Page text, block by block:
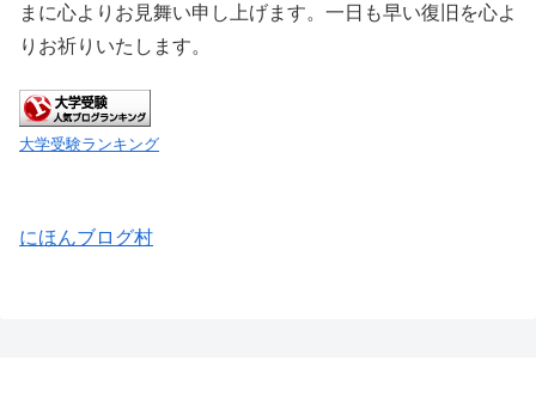
まに心よりお見舞い申し上げます。一日も早い復旧を心よ
りお祈りいたします。
大学受験ランキング
にほんブログ村